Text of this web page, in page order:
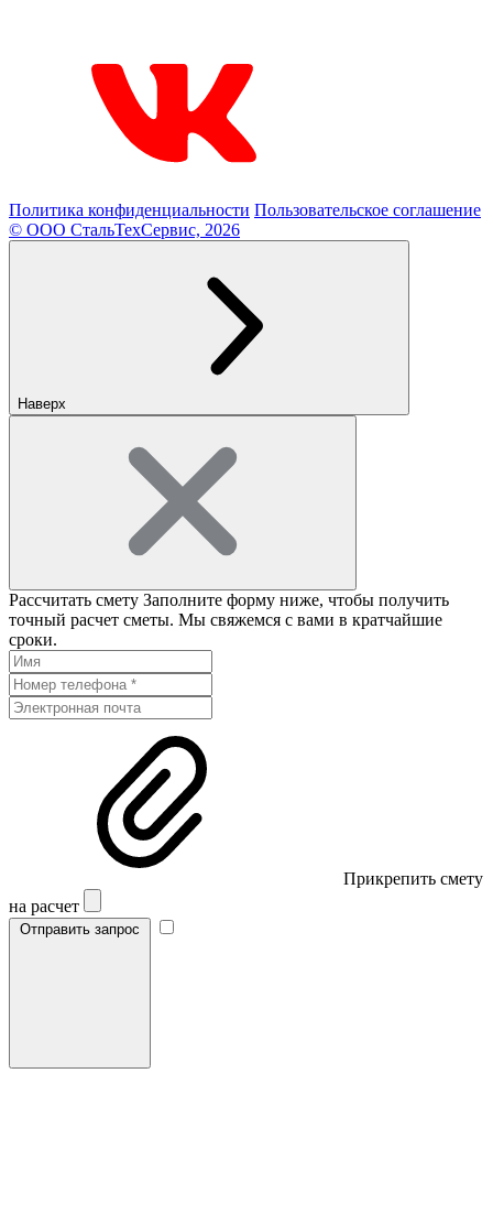
Политика конфиденциальности Пользовательское соглашение
© ООО СтальТехСервис, 2026
Наверх
Рассчитать смету Заполните форму ниже, чтобы получить
точный расчет сметы. Мы свяжемся с вами в кратчайшие
сроки.
Прикрепить смету
на расчет
Отправить запрос